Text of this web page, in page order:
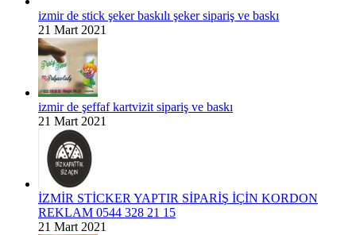
izmir de stick şeker baskılı şeker sipariş ve baskı
21 Mart 2021
izmir de şeffaf kartvizit sipariş ve baskı
21 Mart 2021
İZMİR STİCKER YAPTIR SİPARİŞ İÇİN KORDON
REKLAM 0544 328 21 15
21 Mart 2021